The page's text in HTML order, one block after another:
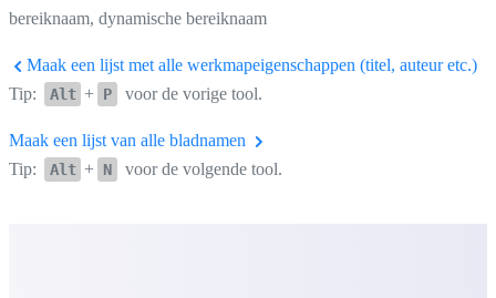
bereiknaam, dynamische bereiknaam
Maak een lijst met alle werkmapeigenschappen (titel, auteur etc.)
Tip:
Alt + P voor de vorige tool.
Maak een lijst van alle bladnamen
Tip:
Alt + N voor de volgende tool.